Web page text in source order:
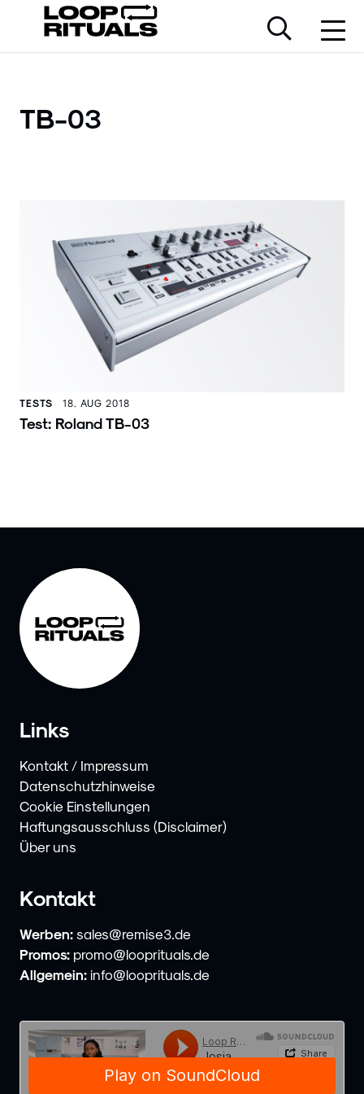
TB-03
TESTS 18. AUG 2018
Test: Roland TB-03
Links
Kontakt / Impressum
Datenschutzhinweise
Cookie Einstellungen
Haftungsausschluss (Disclaimer)
Über uns
Kontakt
Werben: sales@remise3.de
Promos: promo@looprituals.de
Allgemein: info@looprituals.de